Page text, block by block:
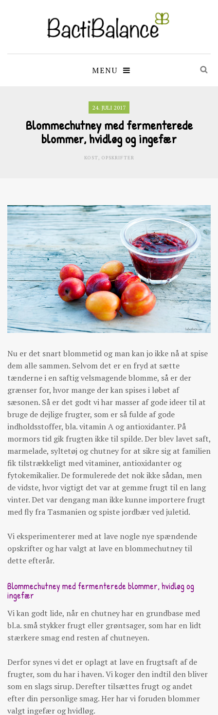
MENU
24. JULI 2017
Blommechutney med fermenterede
blommer, hvidløg og ingefær
KOST, OPSKRIFTER
Nu er det snart blommetid og man kan jo ikke nå at spise
dem alle sammen. Selvom det er en fryd at sætte
tænderne i en saftig velsmagende blomme, så er der
grænser for, hvor mange der kan spises i løbet af
sæsonen. Så er det godt vi har masser af gode ideer til at
bruge de dejlige frugter, som er så fulde af gode
indholdsstoffer, bla. vitamin A og antioxidanter. På
mormors tid gik frugten ikke til spilde. Der blev lavet saft,
marmelade, syltetøj og chutney for at sikre sig at familien
fik tilstrækkeligt med vitaminer, antioxidanter og
fytokemikalier. De formulerede det nok ikke sådan, men
de vidste, hvor vigtigt det var at gemme frugt til en lang
vinter. Det var dengang man ikke kunne importere frugt
med fly fra Tasmanien og spiste jordbær ved juletid.
Vi eksperimenterer med at lave nogle nye spændende
opskrifter og har valgt at lave en blommechutney til
dette efterår.
Blommechutney med fermenterede blommer, hvidløg og
ingefær
Vi kan godt lide, når en chutney har en grundbase med
bl.a. små stykker frugt eller grøntsager, som har en lidt
stærkere smag end resten af chutneyen.
Derfor synes vi det er oplagt at lave en frugtsaft af de
frugter, som du har i haven. Vi koger den indtil den bliver
som en slags sirup. Derefter tilsættes frugt og andet
efter din personlige smag. Her har vi foruden blommer
valgt ingefær og hvidløg.